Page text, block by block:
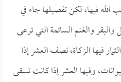
الله فيها، لكن تفصيلها جاء في
والغنم السائمة التي ترعى
فيها الزكاة، نصف العشر إذا
وفيها العشر إذا كانت تسقى